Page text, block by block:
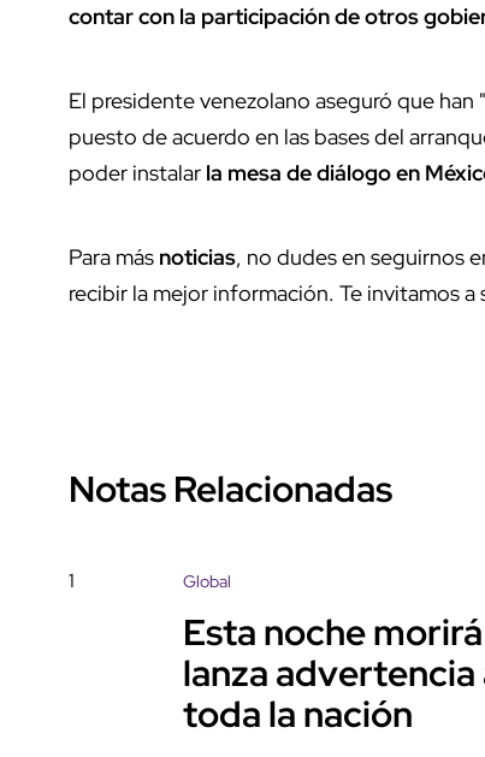
contar con la participación de otros
El presidente venezolano aseguró que
puesto de acuerdo en las bases del
poder instalar la mesa de diálogo en
Para más noticias, no dudes en seguirnos
recibir la mejor información. Te invitamos a
Notas Relacionadas
1 Global
Esta noche
lanza advertencia
toda la nación